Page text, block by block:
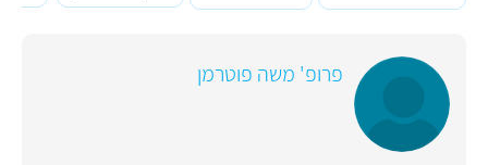
פרופ' משה פוטרמן